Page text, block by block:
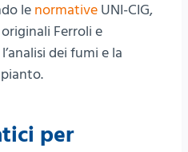
le normative UNI-CIG,
Ferroli e
dei fumi e la
per